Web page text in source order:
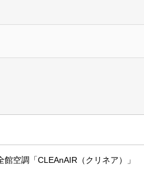
空調「CLEAnAIR（クリネア）」